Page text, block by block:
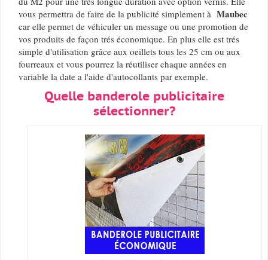
vous permettra de faire de la publicité simplement à Maubec
car elle permet de véhiculer un message ou une promotion de
vos produits de façon trés économique. En plus elle est trés
simple d'utilisation grâce aux oeillets tous les 25 cm ou aux
fourreaux et vous pourrez la réutiliser chaque années en
variable la date a l'aide d'autocollants par exemple.
Quelle banderole publicitaire
sélectionner?